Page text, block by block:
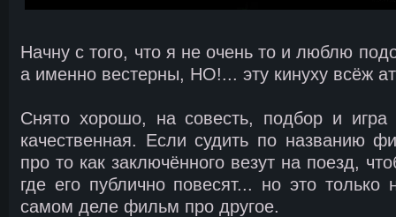
Начну с того, что я не очень то и люблю
а именно вестерны, НО!... эту кинуху всёж
Снято хорошо, на совесть, подбор и игра
качественная. Если судить по названию
про то как заключённого везут на поезд,
где его публично повесят... но это
самом деле фильм про другое.